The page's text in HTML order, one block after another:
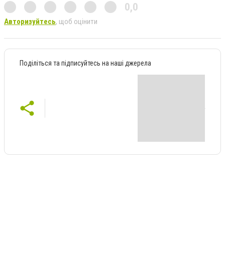
0,0
Авторизуйтесь, щоб оцінити
Поділіться та підписуйтесь на наші джерела